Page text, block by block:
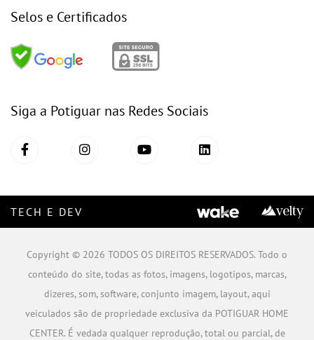
Selos e Certificados
Siga a Potiguar nas Redes Sociais
TECH E DEV
Copyright © 2026 TODOS OS DIREITOS RESERVADOS. Todo o
conteúdo do site, todas as fotos, imagens, logotipos, marcas,
dizeres, som, software, conjunto imagem, layout, aqui
veiculados são de propriedade exclusiva da POTIGUAR HOME
CENTER. É vedada qualquer reprodução, total ou parcial, de